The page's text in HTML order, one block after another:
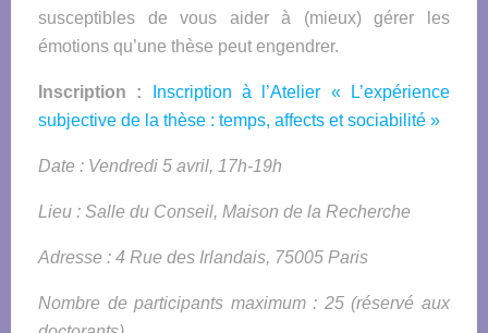
susceptibles de vous aider à (mieux) gérer les
émotions qu’une thèse peut engendrer.
Inscription : Inscription à l’Atelier « L’expérience
subjective de la thèse : temps, affects et sociabilité »
Date : Vendredi 5 avril, 17h-19h
Lieu : Salle du Conseil, Maison de la Recherche
Adresse : 4 Rue des Irlandais, 75005 Paris
Nombre de participants maximum : 25 (réservé aux